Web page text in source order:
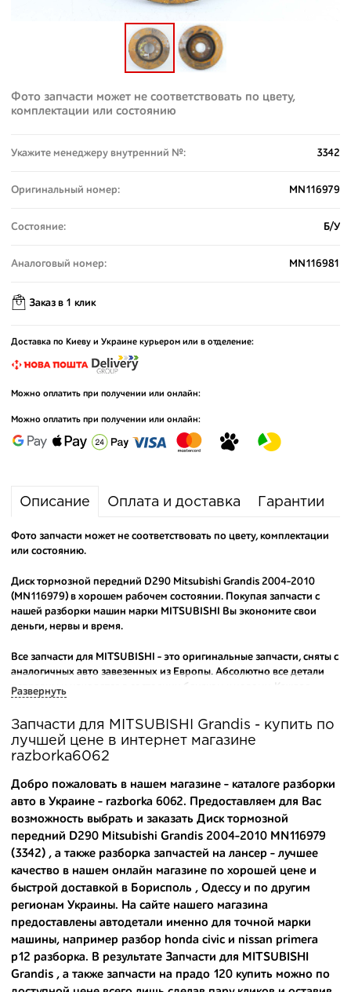
Фото запчасти может не соответствовать по цвету,
комплектации или состоянию
Укажите менеджеру внутренний №: 3342
Оригинальный номер: MN116979
Состояние: Б/У
Аналоговый номер: MN116981
Заказ в 1 клик
Доставка по Киеву и Украине курьером или в отделение:
Можно оплатить при получении или онлайн:
Можно оплатить при получении или онлайн:
Описание Оплата и доставка Гарантии
Фото запчасти может не соответствовать по цвету, комплектации
или состоянию.
Диск тормозной передний D290 Mitsubishi Grandis 2004-2010
(MN116979) в хорошем рабочем состоянии. Покупая запчасти с
нашей разборки машин марки MITSUBISHI Вы экономите свои
деньги, нервы и время.
Все запчасти для MITSUBISHI - это оригинальные запчасти, сняты с
аналогичных авто завезенных из Европы. Абсолютно все детали
исправны и находятся в состоянии близком к новому. Каждая
производителя.
Вашему вниманию предлагаем широкий ассортимент
автозапчастей дляMITSUBISHI Grandis 2004-2010
популярных марок. Мы продаем оригинальные и
высококачественные запчасти, отказываясь от контрафактных
аналогов.
Многие наши оптовые клиенты рекомендуют именно нашу
разборку как надежного и проверенного продавца. Если вам
требуется приобрести оптовую партию деталей для японских
автомобилей, то консультанты нашего интернет-магазина
подберут вам товар и укомплектуют партию. Также мы поможем с
правильным выбором по каталогу автозапчастей.
Купить комплектующие для авто с разборки – хорошее решение.
Ведь наши запчасти:
- доступные по цене;
Развернуть
Запчасти для MITSUBISHI Grandis - купить по
лучшей цене в интернет магазине
razborka6062
Добро пожаловать в нашем магазине - каталоге разборки
авто в Украине - razborka 6062. Предоставляем для Вас
возможность выбрать и заказать Диск тормозной
передний D290 Mitsubishi Grandis 2004-2010 MN116979
(3342) , а также разборка запчастей на лансер - лучшее
качество в нашем онлайн магазине по хорошей цене и
быстрой доставкой в Борисполь , Одессу и по другим
регионам Украины. На сайте нашего магазина
предоставлены автодетали именно для точной марки
машины, например разбор honda civic и nissan primera
p12 разборка. В результате Запчасти для MITSUBISHI
Grandis , а также запчасти на прадо 120 купить можно по